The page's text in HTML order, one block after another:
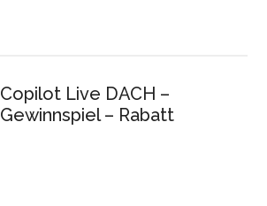
Copilot Live DACH –
Gewinnspiel – Rabatt